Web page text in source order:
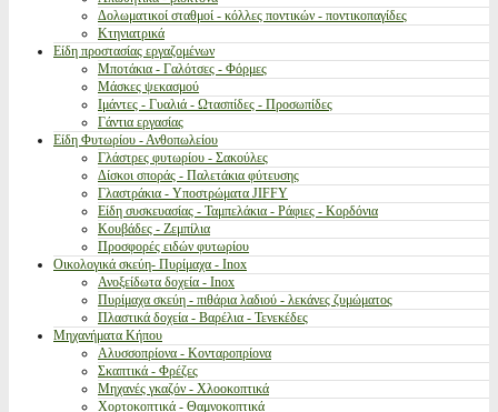
Δολωματικοί σταθμοί - κόλλες ποντικών - ποντικοπαγίδες
Κτηνιατρικά
Είδη προστασίας εργαζομένων
Μποτάκια - Γαλότσες - Φόρμες
Μάσκες ψεκασμού
Ιμάντες - Γυαλιά - Ωτασπίδες - Προσωπίδες
Γάντια εργασίας
Είδη Φυτωρίου - Ανθοπωλείου
Γλάστρες φυτωρίου - Σακούλες
Δίσκοι σποράς - Παλετάκια φύτευσης
Γλαστράκια - Υποστρώματα JIFFY
Είδη συσκευασίας - Ταμπελάκια - Ράφιες - Κορδόνια
Κουβάδες - Ζεμπίλια
Προσφορές ειδών φυτωρίου
Οικολογικά σκεύη- Πυρίμαχα - Inox
Ανοξείδωτα δοχεία - Inox
Πυρίμαχα σκεύη - πιθάρια λαδιού - λεκάνες ζυμώματος
Πλαστικά δοχεία - Βαρέλια - Τενεκέδες
Μηχανήματα Κήπου
Αλυσσοπρίονα - Κονταροπρίονα
Σκαπτικά - Φρέζες
Μηχανές γκαζόν - Χλοοκοπτικά
Χορτοκοπτικά - Θαμνοκοπτικά